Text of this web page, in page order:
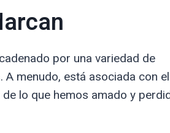
por una variedad de
menudo, está asociada con el
lo que hemos amado y